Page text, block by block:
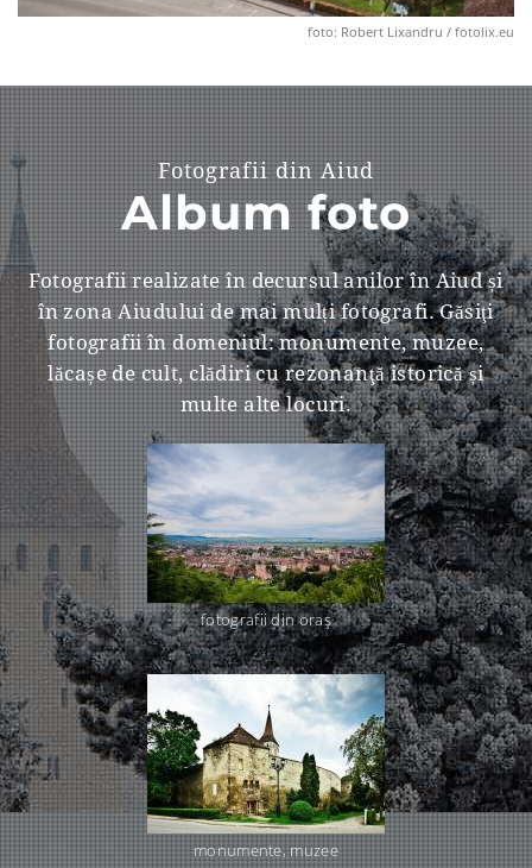
foto: Robert Lixandru / fotolix.eu
Fotografii din Aiud
Album foto
Fotografii realizate în decursul anilor în Aiud și
în zona Aiudului de mai mulți fotografi. Găsiţi
fotografii în domeniul: monumente, muzee,
lăcașe de cult, clădiri cu rezonanţă istorică și
multe alte locuri.
fotografii din oraş
monumente, muzee